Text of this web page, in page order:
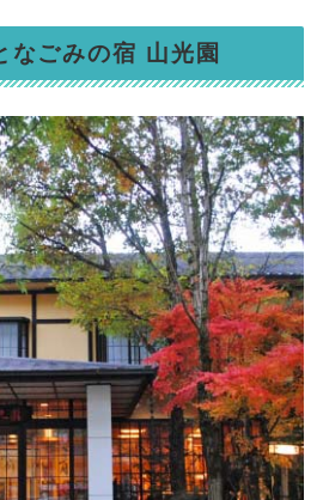
なごみの宿 山光園